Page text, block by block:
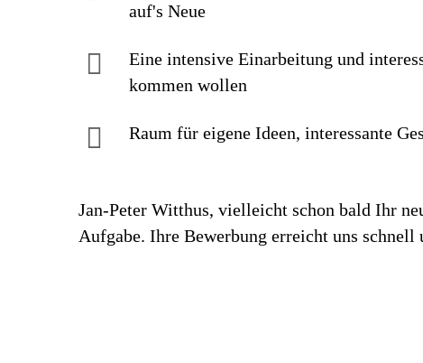
auf's Neue
Eine intensive Einarbei­tung und
kommen wollen
Raum für eigene Ideen, inte­res­sante
Jan-Peter Witthus, vielleicht schon bald Ihr
Aufgabe. Ihre Bewerbung erreicht uns schnell